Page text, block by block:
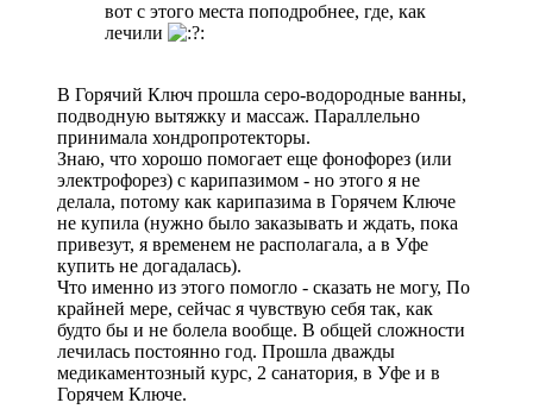
вот с этого места поподробнее, где, как
лечили
:
В Горячий Ключ прошла серо-водородные ванны,
подводную вытяжку и массаж. Параллельно
принимала хондропротекторы.
Знаю, что хорошо помогает еще фонофорез (или
электрофорез) с карипазимом - но этого я не
делала, потому как карипазима в Горячем Ключе
не купила (нужно было заказывать и ждать, пока
привезут, я временем не располагала, а в Уфе
купить не догадалась).
Что именно из этого помогло - сказать не могу, По
крайней мере, сейчас я чувствую себя так, как
будто бы и не болела вообще. В общей сложности
лечилась постоянно год. Прошла дважды
медикаментозный курс, 2 санатория, в Уфе и в
Горячем Ключе.